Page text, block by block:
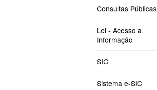
Consultas Públicas
Lei - Acesso a
Informação
SIC
Sistema e-SIC